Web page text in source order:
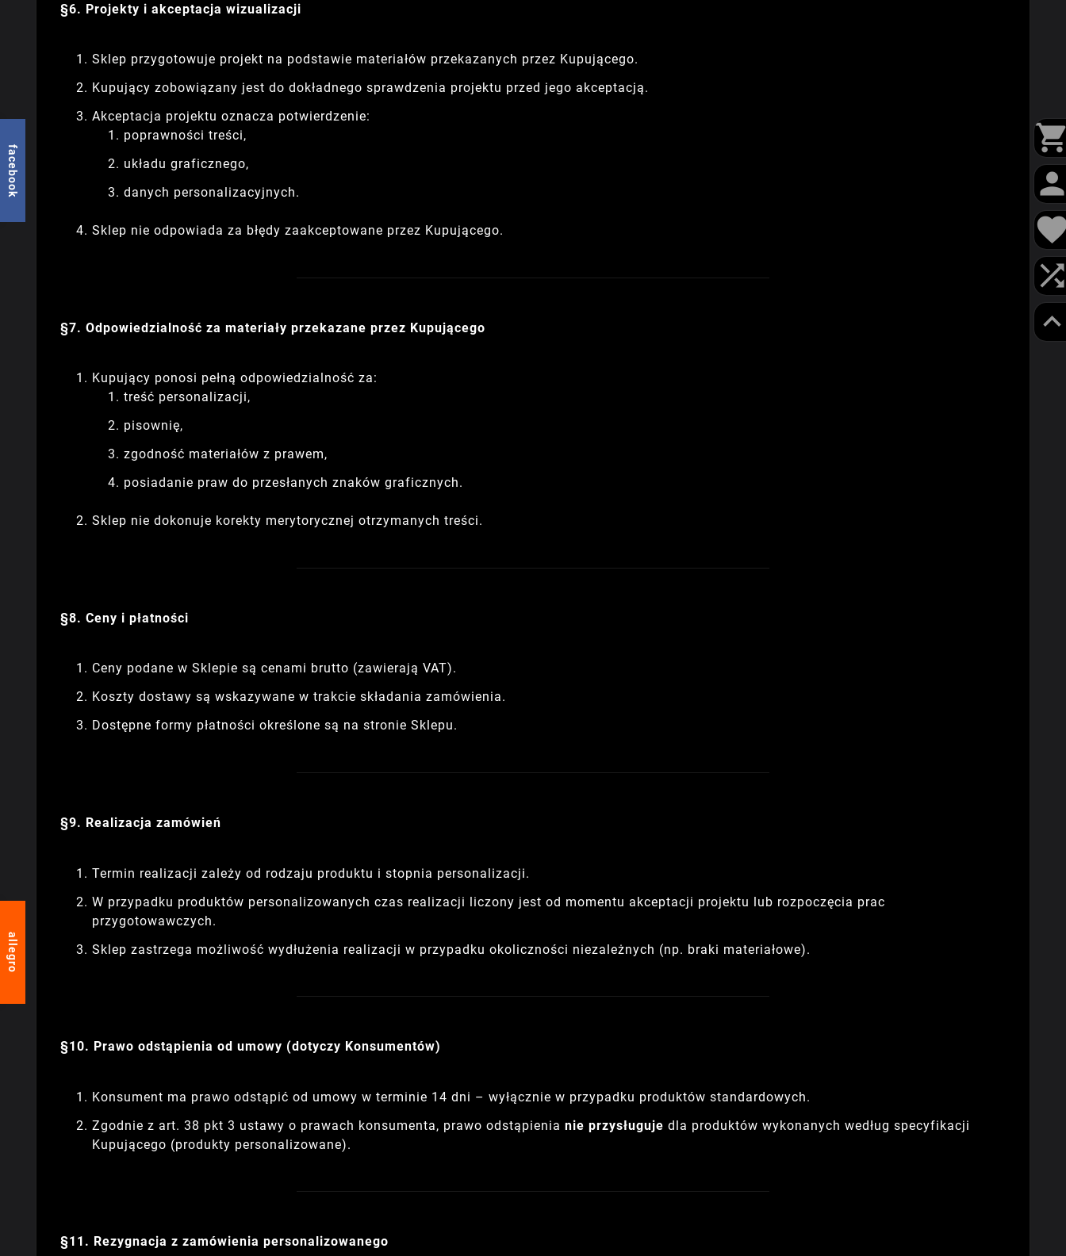
§6. Projekty i akceptacja wizualizacji
Sklep przygotowuje projekt na podstawie materiałów przekazanych przez Kupującego.
Kupujący zobowiązany jest do dokładnego sprawdzenia projektu przed jego akceptacją.
Akceptacja projektu oznacza potwierdzenie:
poprawności treści,
układu graficznego,
danych personalizacyjnych.
Sklep nie odpowiada za błędy zaakceptowane przez Kupującego.
§7. Odpowiedzialność za materiały przekazane przez Kupującego
Kupujący ponosi pełną odpowiedzialność za:
treść personalizacji,
pisownię,
zgodność materiałów z prawem,
posiadanie praw do przesłanych znaków graficznych.
Sklep nie dokonuje korekty merytorycznej otrzymanych treści.
§8. Ceny i płatności
Ceny podane w Sklepie są cenami brutto (zawierają VAT).
Koszty dostawy są wskazywane w trakcie składania zamówienia.
Dostępne formy płatności określone są na stronie Sklepu.
§9. Realizacja zamówień
Termin realizacji zależy od rodzaju produktu i stopnia personalizacji.
W przypadku produktów personalizowanych czas realizacji liczony jest od momentu akceptacji projektu lub rozpoczęcia prac
przygotowawczych.
Sklep zastrzega możliwość wydłużenia realizacji w przypadku okoliczności niezależnych (np. braki materiałowe).
§10. Prawo odstąpienia od umowy (dotyczy Konsumentów)
Konsument ma prawo odstąpić od umowy w terminie 14 dni – wyłącznie w przypadku produktów standardowych.
Zgodnie z art. 38 pkt 3 ustawy o prawach konsumenta, prawo odstąpienia nie przysługuje dla produktów wykonanych według specyfikacji
Kupującego (produkty personalizowane).
§11. Rezygnacja z zamówienia personalizowanego
facebook
allegro